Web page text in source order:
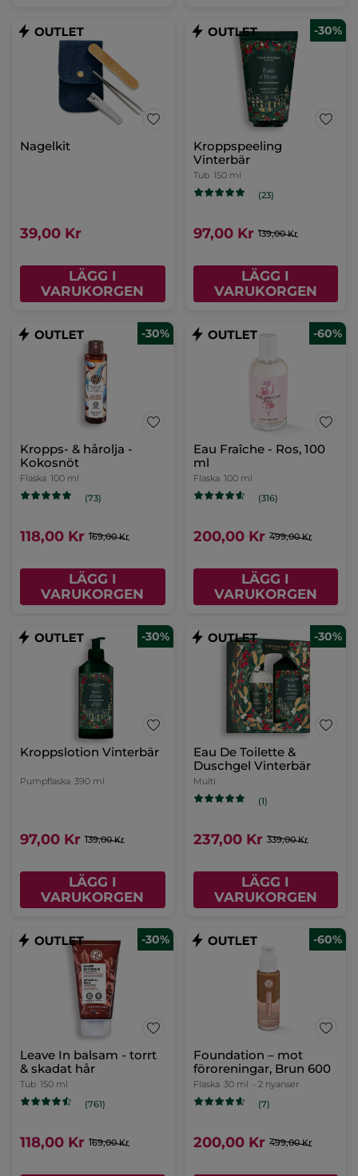
Nagelkit
39,00 Kr
LÄGG I
VARUKORGEN
-30%
Kroppspeeling
Vinterbär
Tub 150 ml
(23)
97,00 Kr 139,00 Kr
LÄGG I
VARUKORGEN
-30%
Kropps- & hårolja -
Kokosnöt
Flaska 100 ml
(73)
118,00 Kr 169,00 Kr
LÄGG I
VARUKORGEN
-60%
Eau Fraîche - Ros, 100
ml
Flaska 100 ml
(316)
200,00 Kr 499,00 Kr
LÄGG I
VARUKORGEN
-30%
Kroppslotion Vinterbär
Pumpflaska 390 ml
97,00 Kr 139,00 Kr
LÄGG I
VARUKORGEN
-30%
Eau De Toilette &
Duschgel Vinterbär
Multi
(1)
237,00 Kr 339,00 Kr
LÄGG I
VARUKORGEN
-30%
Leave In balsam - torrt
& skadat hår
Tub 150 ml
(761)
118,00 Kr 169,00 Kr
-60%
Foundation – mot
föroreningar, Brun 600
Flaska 30 ml - 2 nyanser
(7)
200,00 Kr 499,00 Kr